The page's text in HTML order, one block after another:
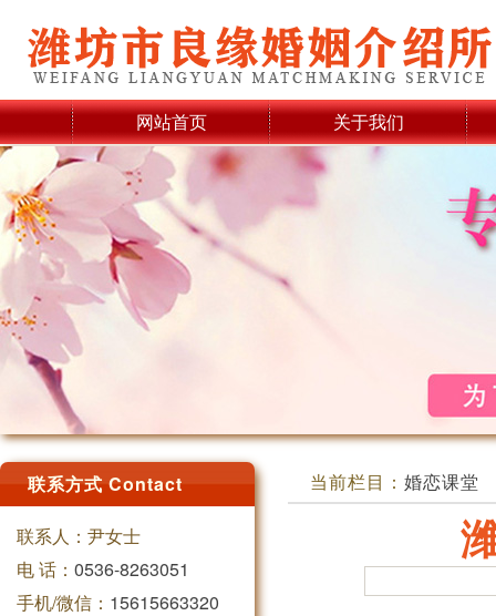
网站首页 关于我们
联系方式 Contact
联系人：尹女士
电 话： 0536-8263051
手机/微信： 15615663320
当前栏目： 婚恋课堂